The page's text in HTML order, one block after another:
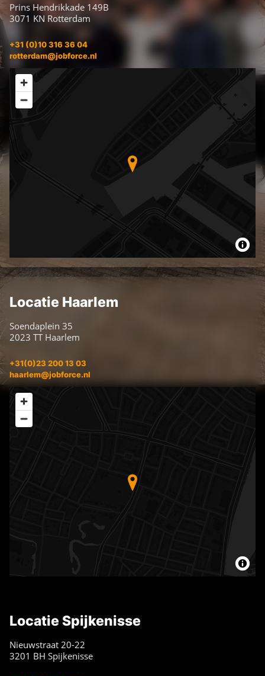
Prins Hendrikkade 149B
3071 KN Rotterdam
+31 (0)10 316 36 04
rotterdam@jobforce.nl
Locatie Haarlem
Soendaplein 35
2023 TT Haarlem
+31(0)23 200 13 03
haarlem@jobforce.nl
Locatie Spijkenisse
Nieuwstraat 20-22
3201 BH Spijkenisse